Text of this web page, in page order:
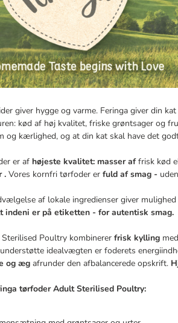
giver hygge og varme. Feringa giver din
kød af høj kvalitet, friske grøntsager og
og kærlighed, og at din kat skal have det
er af højeste kvalitet: masser affrisk kød
. Vores kornfri tørfoder er fuld af smag -
af lokale ingredienser giver
indeni er på etiketten - for autentisk smag.
Poultry kombinerer frisk kylling
idealvægten er foderets
og æg afrunder den afbalancerede opskrift.
tørfoder Adult Sterilised Poultry: